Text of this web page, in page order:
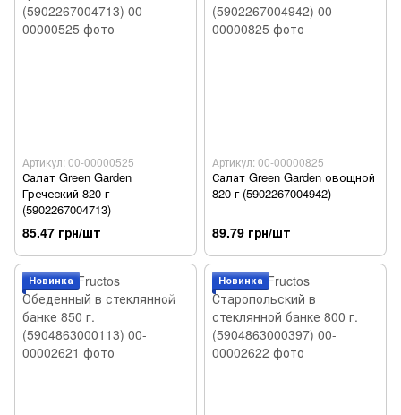
Артикул: 00-00000525
Салат Green Garden
Греческий 820 г
(5902267004713)
85.47 грн/шт
Артикул: 00-00000825
Салат Green Garden овощной
820 г (5902267004942)
89.79 грн/шт
Новинка Новинка